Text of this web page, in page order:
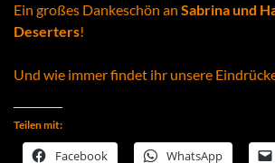
Ein großes Dankeschön an Sabrinaund
Deserters!
Und wie immer findet ihr unsere
Teilen mit:
Facebook WhatsApp